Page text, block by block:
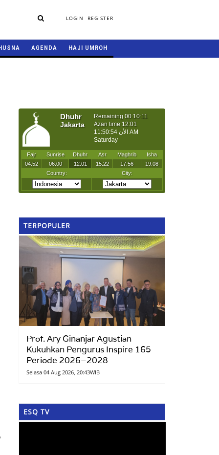
LOGIN REGISTER
AGENDA HAJI UMROH
TERPOPULER
Prof. Ary Ginanjar Agustian
Kukuhkan Pengurus Inspire 165
Periode 2026–2028
Selasa 04 Aug 2026, 20:43WIB
ESQ TV